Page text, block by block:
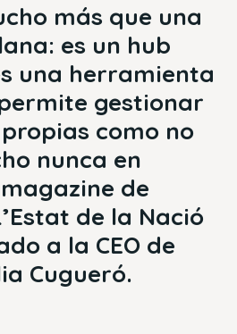
más que una
es un hub
una herramienta
gestionar
como no
nunca en
de
de la Nació
a la CEO de
Cugueró.